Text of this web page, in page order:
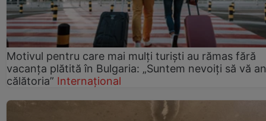
Motivul pentru care mai mulți turiști au rămas fără
vacanța plătită în Bulgaria: „Suntem nevoiți să vă
călătoria” Internațional